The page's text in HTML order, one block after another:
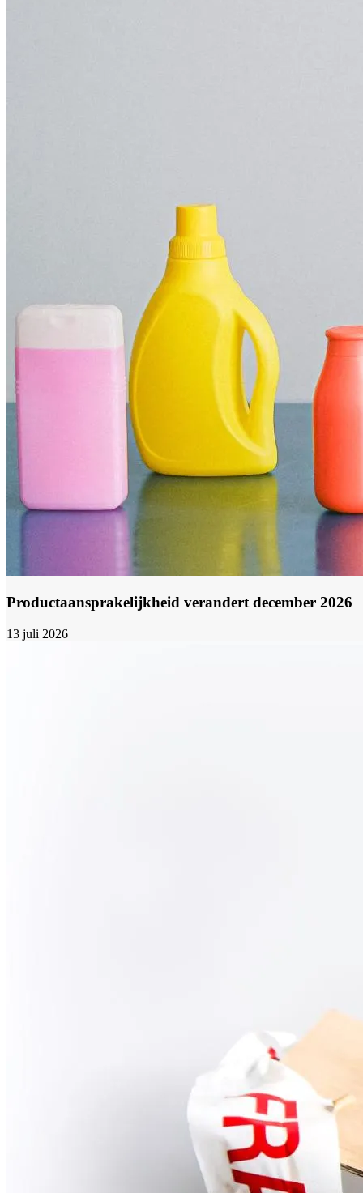
Productaansprakelijkheid verandert december 2026
13 juli 2026